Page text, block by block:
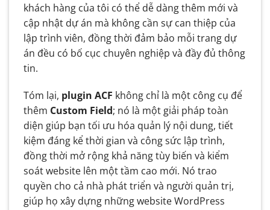
khách hàng của tôi có thể dễ dàng thêm mới và
cập nhật dự án mà không cần sự can thiệp của
lập trình viên, đồng thời đảm bảo mỗi trang dự
án đều có bố cục chuyên nghiệp và đầy đủ thông
tin.
Tóm lại, plugin ACF không chỉ là một công cụ để
thêm Custom Field; nó là một giải pháp toàn
diện giúp bạn tối ưu hóa quản lý nội dung, tiết
kiệm đáng kể thời gian và công sức lập trình,
đồng thời mở rộng khả năng tùy biến và kiểm
soát website lên một tầm cao mới. Nó trao
quyền cho cả nhà phát triển và người quản trị,
giúp họ xây dựng những website WordPress